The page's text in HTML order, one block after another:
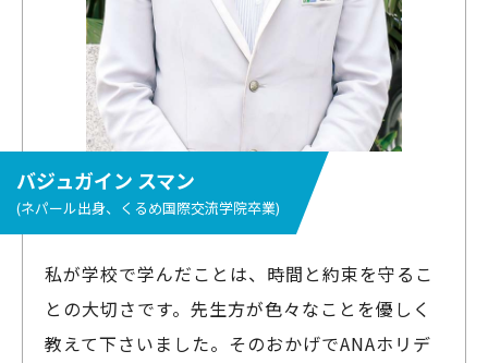
バジュガイン スマン
(ネパール出身、くるめ国際交流学院卒業)
私が学校で学んだことは、時間と約束を守るこ
との大切さです。先生方が色々なことを優しく
教えて下さいました。そのおかげでANAホリデ